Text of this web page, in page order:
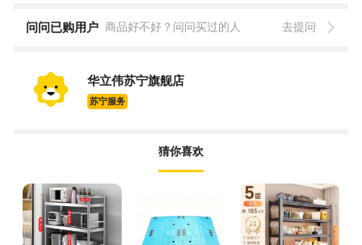
问问已购用户 商品好不好？问问买过的人 去提问
华立伟苏宁旗舰店
苏宁服务
猜你喜欢